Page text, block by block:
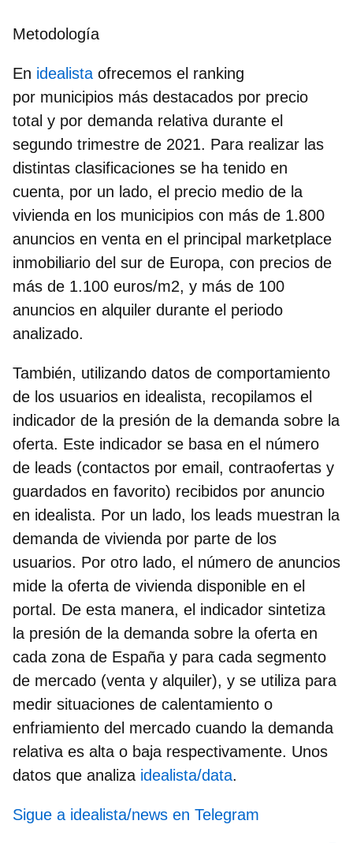
Metodología
En idealista ofrecemos el ranking
por municipios más destacados por precio
total y por demanda relativa durante el
segundo trimestre de 2021. Para realizar las
distintas clasificaciones se ha tenido en
cuenta, por un lado, el precio medio de la
vivienda en los municipios con más de 1.800
anuncios en venta en el principal marketplace
inmobiliario del sur de Europa, con precios de
más de 1.100 euros/m2, y más de 100
anuncios en alquiler durante el periodo
analizado.
También, utilizando datos de comportamiento
de los usuarios en idealista, recopilamos el
indicador de la presión de la demanda sobre la
oferta. Este indicador se basa en el número
de leads (contactos por email, contraofertas y
guardados en favorito) recibidos por anuncio
en idealista. Por un lado, los leads muestran la
demanda de vivienda por parte de los
usuarios. Por otro lado, el número de anuncios
mide la oferta de vivienda disponible en el
portal. De esta manera, el indicador sintetiza
la presión de la demanda sobre la oferta en
cada zona de España y para cada segmento
de mercado (venta y alquiler), y se utiliza para
medir situaciones de calentamiento o
enfriamiento del mercado cuando la demanda
relativa es alta o baja respectivamente. Unos
datos que analiza idealista/data.
Sigue a idealista/news en Telegram